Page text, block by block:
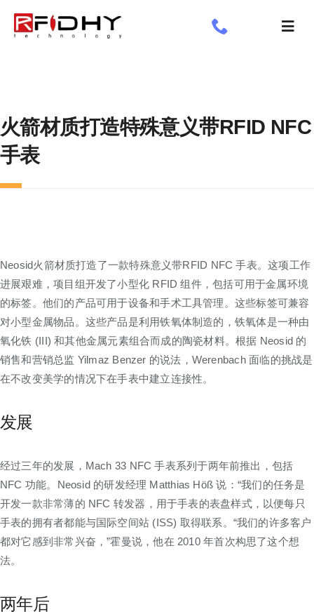
切
火箭材质打造特殊意义带RFID NFC
手表
Neosid火箭材质打造了一款特殊意义带RFID NFC 手表。这项工作
进展艰难，项目组开发了小型化 RFID 组件，包括可用于金属环境
的标签。他们的产品可用于设备和手术工具管理。这些标签可兼容
对小型金属物品。这些产品是利用铁氧体制造的，铁氧体是一种由
氧化铁 (III) 和其他金属元素组合而成的陶瓷材料。根据 Neosid 的
销售和营销总监 Yilmaz Benzer 的说法，Werenbach 面临的挑战是
在不改变美学的情况下在手表中建立连接性。
发展
经过三年的发展，Mach 33 NFC 手表系列于两年前推出，包括
NFC 功能。Neosid 的研发经理 Matthias Höß 说：“我们的任务是
开发一款非常薄的 NFC 转发器，用于手表的表盘样式，以便每只
手表的拥有者都能与国际空间站 (ISS) 取得联系。“我们的许多客户
都对它感到非常兴奋，”霍曼说，他在 2010 年首次构思了这个想
法。
两年后